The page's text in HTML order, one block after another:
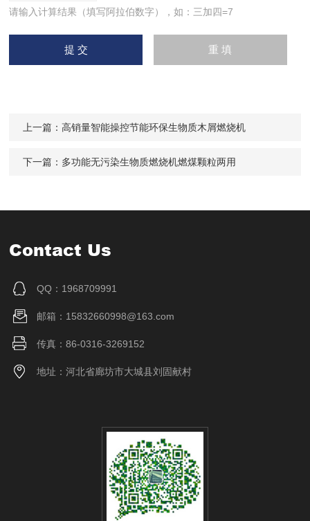
请输入计算结果（填写阿拉伯数字），如：三加四=7
上一篇：高销量智能操控节能环保生物质木屑燃烧机
下一篇： 多功能无污染生物质燃烧机燃煤颗粒两用
Contact Us
QQ：1968709991
邮箱：15832660998@163.com
传真：86-0316-3269152
地址：河北省廊坊市大城县刘固献村